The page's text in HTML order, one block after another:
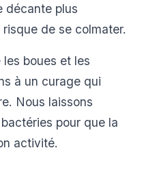
décante plus
risque de se colmater.
les boues et les
à un curage qui
Nous laissons
pour que la
activité.